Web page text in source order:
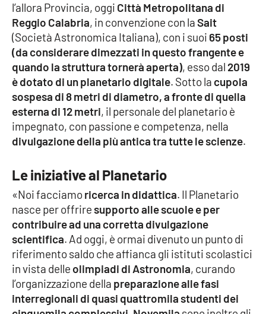
LaC Network
LaC OnAir
LOCALI
Catanzaro
Crotone
Vibo Valentia
Reggio Calabria
Cosenza
Lamezia Terme
l’allora Provincia, oggi Città Metropolitana di
Reggio Calabria, in convenzione con laSait
(Società Astronomica Italiana), con i suoi 65 posti
(da considerare dimezzati in questo frangente e
quando la struttura tornerà aperta), esso dal 2019
è dotato di un planetario digitale. Sotto la cupola
sospesa di 8 metri di diametro, a fronte di quella
esterna di 12 metri, il personale del planetario è
impegnato, con passione e competenza, nella
divulgazione della più antica tra tutte le scienze.
Le iniziative al Planetario
«Noi facciamoricerca in didattica. Il Planetario
nasce per offriresupporto alle scuole e per
contribuire ad una corretta divulgazione
scientifica. Ad oggi, è ormai divenuto un punto di
riferimento saldo che affianca gli istituti scolastici
in vista delle olimpiadi di Astronomia, curando
l’organizzazione della preparazione alle fasi
interregionali di quasi quattromila studenti dei